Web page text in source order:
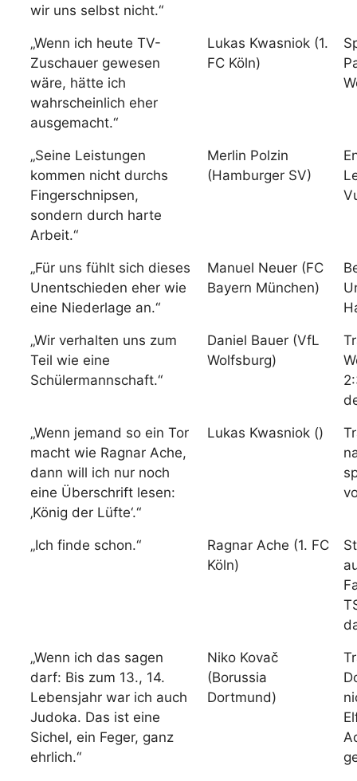
wir uns selbst nicht.“
„Wenn ich heute TV-
Zuschauer gewesen
wäre, hätte ich
wahrscheinlich eher
ausgemacht.“
Lukas Kwasniok (1.
FC Köln)
„Seine Leistungen
kommen nicht durchs
Fingerschnipsen,
sondern durch harte
Arbeit.“
Merlin Polzin
(Hamburger SV)
„Für uns fühlt sich dieses
Unentschieden eher wie
eine Niederlage an.“
Manuel Neuer (FC
Bayern München)
„Wir verhalten uns zum
Teil wie eine
Schülermannschaft.“
Daniel Bauer (VfL
Wolfsburg)
„Wenn jemand so ein Tor
macht wie Ragnar Ache,
dann will ich nur noch
eine Überschrift lesen:
‚König der Lüfte‘.“
Lukas Kwasniok ()
„Ich finde schon.“
Ragnar Ache (1. FC
Köln)
„Wenn ich das sagen
darf: Bis zum 13., 14.
Lebensjahr war ich auch
Judoka. Das ist eine
Sichel, ein Feger, ganz
ehrlich.“
Niko Kovač
(Borussia
Dortmund)